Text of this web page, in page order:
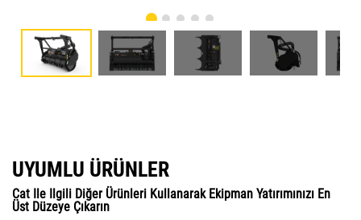
UYUMLU ÜRÜNLER
Cat Ile Ilgili Diğer Ürünleri Kullanarak Ekipman Yatırımınızı En
Üst Düzeye Çıkarın